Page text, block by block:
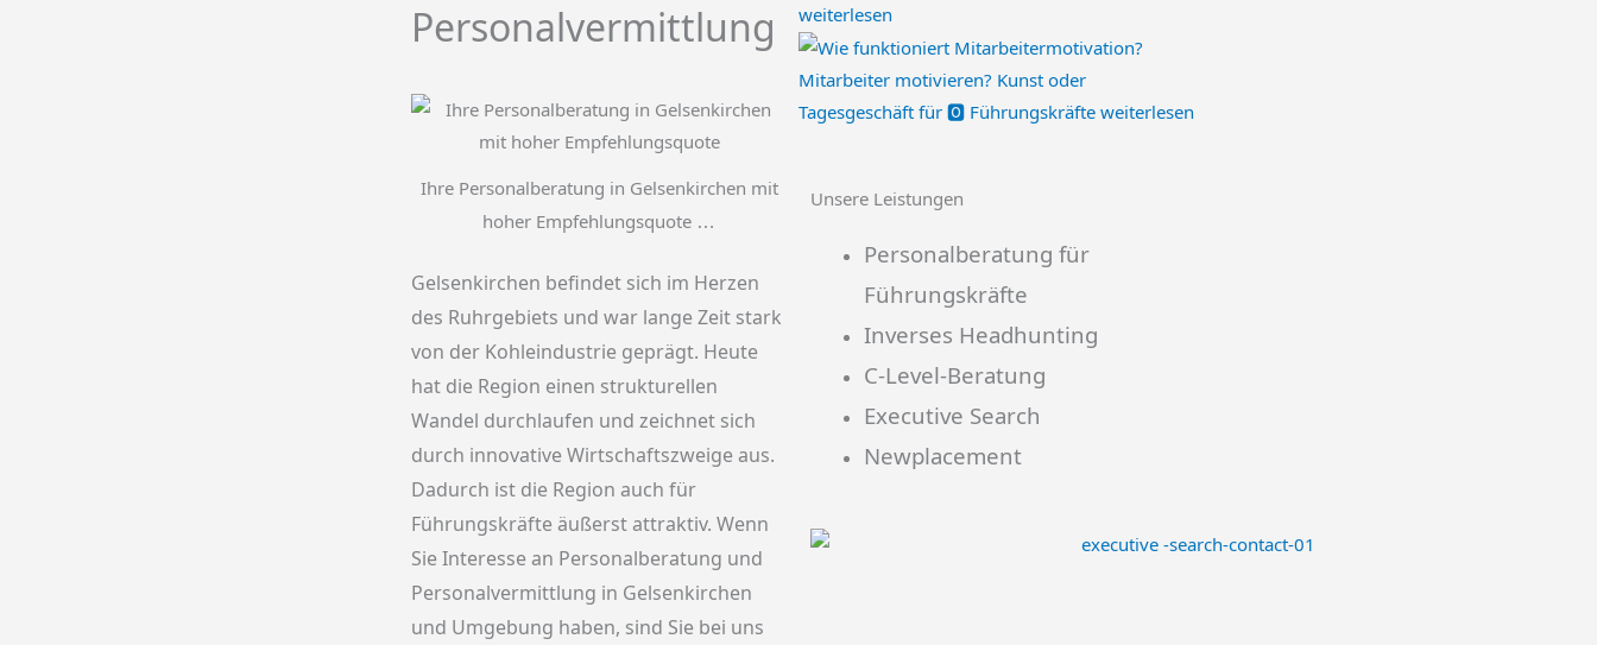
Personalvermittlung
Ihre Personalberatung in Gelsenkirchen mit
hoher Empfehlungsquote …
Gelsenkirchen befindet sich im Herzen
des Ruhrgebiets und war lange Zeit stark
von der Kohleindustrie geprägt. Heute
hat die Region einen strukturellen
Wandel durchlaufen und zeichnet sich
durch innovative Wirtschaftszweige aus.
Dadurch ist die Region auch für
Führungskräfte äußerst attraktiv. Wenn
Sie Interesse an Personalberatung und
Personalvermittlung in Gelsenkirchen
und Umgebung haben, sind Sie bei uns
weiterlesen
Mitarbeiter motivieren? Kunst oder
Tagesgeschäft für 🅾️ Führungskräfte weiterlesen
Unsere Leistungen
Personalberatung für
Führungskräfte
Inverses Headhunting
C-Level-Beratung
Executive Search
Newplacement